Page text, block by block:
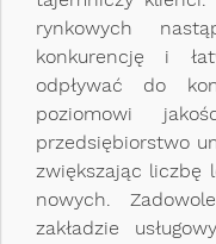
rynkowych
konkurencję i
odpływać do
poziomowi
przedsiębiorstwo
zwiększając liczbę
nowych.
zakładzie